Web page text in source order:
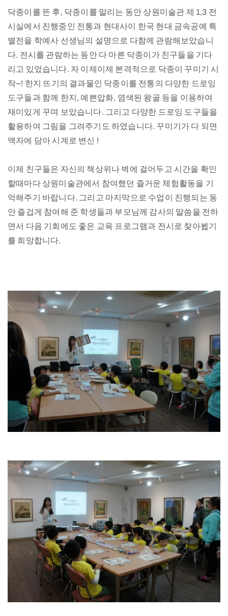
닥종이를 뜬 후, 닥종이를 말리는 동안 상원미술관 제 1,3 전
시실에서 진행중인 전통과 현대사이 한국 현대 금속공예 특
별전을 학예사 선생님의 설명으로 다함께 관람해보았습니
다. 전시를 관람하는 동안 다 마른 닥종이가 친구들을 기다
리고 있었습니다. 자 이제이제 본격적으로 닥종이 꾸미기 시
작~! 한지 뜨기의 결과물인 닥종이를 전통의 다양한 드로잉
도구들과 함께 한지, 예쁜압화, 염색된 왕골 등을 이용하여
재미있게 꾸며 보았습니다. 그리고 다양한 드로잉 도구들을
활용하여 그림을 그려주기도 하였습니다. 꾸미기가 다 되면
액자에 담아 시계로 변신 !
이제 친구들은 자신의 책상위나 벽에 걸어두고 시간을 확인
할때마다 상원미술관에서 참여했던 즐거운 체험활동을 기
억해주기 바랍니다. 그리고 마지막으로 수업이 진행되는 동
안 즐겁게 참여해 준 학생들과 부모님께 감사의 말씀을 전하
면서 다음 기회에도 좋은 교육 프로그램과 전시로 찾아뵙기
를 희망합니다.